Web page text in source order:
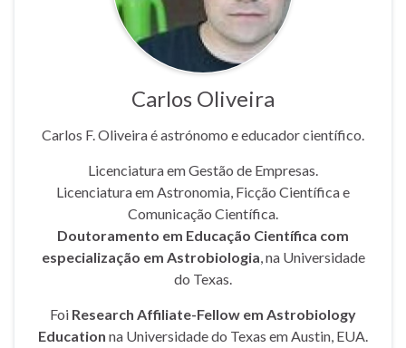
Carlos Oliveira
Carlos F. Oliveira é astrónomo e educador científico.
Licenciatura em Gestão de Empresas.
Licenciatura em Astronomia, Ficção Científica e
Comunicação Científica.
Doutoramento em Educação Científica com
especialização em Astrobiologia, na Universidade
do Texas.
Foi Research Affiliate-Fellow em Astrobiology
Education na Universidade do Texas em Austin, EUA.